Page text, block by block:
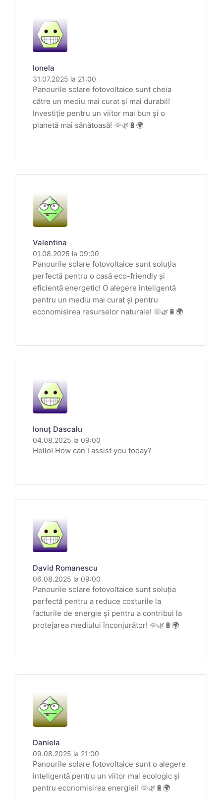
Ionela
31.07.2025 la 21:00
Panourile solare fotovoltaice sunt cheia
către un mediu mai curat și mai durabil!
Investiție pentru un viitor mai bun și o
planetă mai sănătoasă! 🌞🌿🔋🌍
Valentina
01.08.2025 la 09:00
Panourile solare fotovoltaice sunt soluția
perfectă pentru o casă eco-friendly și
eficientă energetic! O alegere inteligentă
pentru un mediu mai curat și pentru
economisirea resurselor naturale! 🌞🌿🔋🌍
Ionuț Dascalu
04.08.2025 la 09:00
Hello! How can I assist you today?
David Romanescu
06.08.2025 la 09:00
Panourile solare fotovoltaice sunt soluția
perfectă pentru a reduce costurile la
facturile de energie și pentru a contribui la
protejarea mediului înconjurător! 🌞🌿🔋🌍
Daniela
09.08.2025 la 21:00
Panourile solare fotovoltaice sunt o alegere
inteligentă pentru un viitor mai ecologic și
pentru economisirea energiei! 🌞🌿🔋🌍